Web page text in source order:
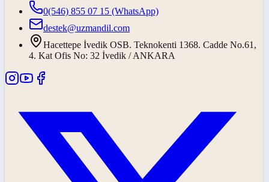
0(546) 855 07 15 (WhatsApp)
destek@uzmandil.com
Hacettepe İvedik OSB. Teknokenti 1368. Cadde No.61,
4. Kat Ofis No: 32 İvedik / ANKARA